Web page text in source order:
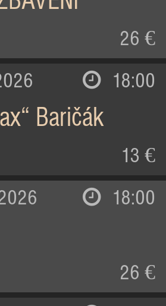
26 €
18:00
Baričák
13 €
18:00
26 €